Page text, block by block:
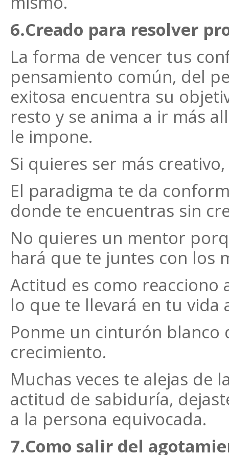
6.Creado para resolver
La forma de vencer tus
pensamiento común, del
exitosa encuentra su
resto y se anima a ir más
le impone.
Si quieres ser más
El paradigma te da
donde te encuentras sin
No quieres un mentor
hará que te juntes con los
Actitud es como reacciono
lo que te llevará en tu
Ponme un cinturón blanco
crecimiento.
Muchas veces te alejas de
actitud de sabiduría,
a la persona equivocada.
7.Como salir del